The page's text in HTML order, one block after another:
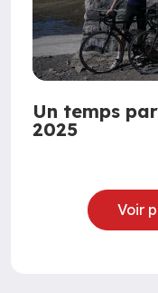
Un temps
2025
Voir